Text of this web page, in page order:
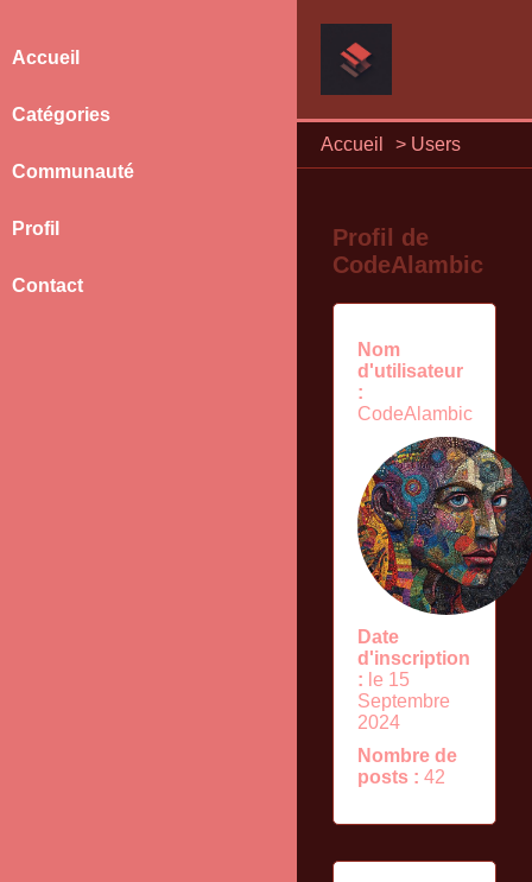
Accueil > Users
Accueil
Catégories
Communauté
Profil
Contact
Profil de
CodeAlambic
Nom
d'utilisateur
:
CodeAlambic
Date
d'inscription
: le 15
Septembre
2024
Nombre de
posts : 42